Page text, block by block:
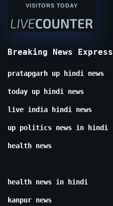
VISITORS TODAY
Breaking News Express
pratapgarh up hindi news
today up hindi news
live india hindi news
up politics news in hindi
health news
health news in hindi
kanpur news